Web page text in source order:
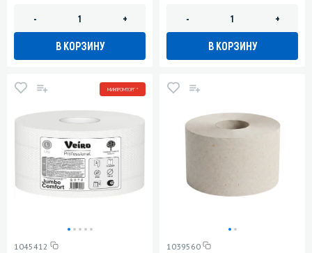
- +
В КОРЗИНУ
- +
В КОРЗИНУ
МИНПРОМТОРГ *
1045412 1039560